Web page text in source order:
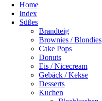
Home
Index
Süßes
Brandteig
Brownies / Blondies
Cake Pops
Donuts
Eis / Nicecream
Gebäck / Kekse
Desserts
Kuchen